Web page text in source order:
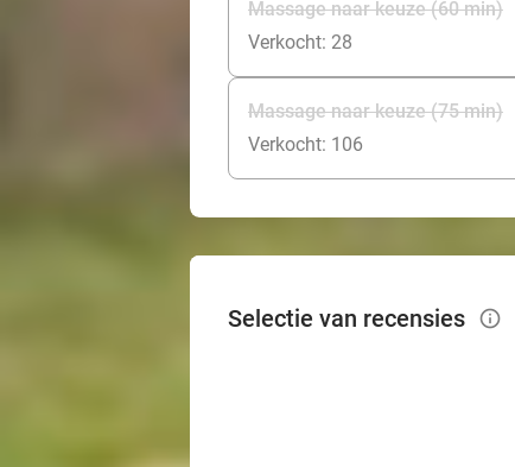
Massage naar keuze (60 min)
Verkocht: 28
Massage naar keuze (75 min)
Verkocht: 106
Selectie van recensies info_outlined